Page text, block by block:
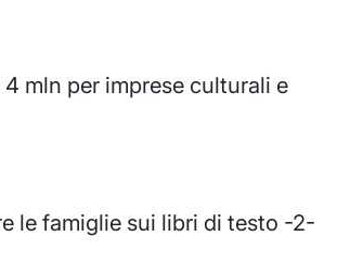
mln per imprese culturali e
le famiglie sui libri di testo -2-